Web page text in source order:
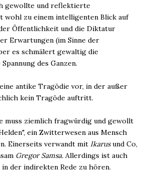
gewollte und reflektierte
wohl zu einem intelligenten Blick auf
Öffentlichkeit und die Diktatur
Erwartungen (im Sinne der
es schmälert gewaltig die
des Ganzen.
antike Tragödie vor, in der außer
kein Tragöde auftritt.
muss ziemlich fragwürdig und gewollt
ein Zwitterwesen aus Mensch
Einerseits verwandt mit Ikarusund Co,
Gregor Samsa. Allerdings ist auch
der indirekten Rede zu hören.